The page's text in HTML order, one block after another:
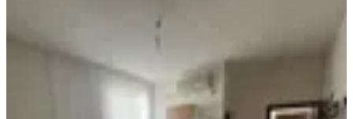
Faturalar Dahil Eşyalı 1+1!!
Dulkadiroğlu, Egemenlik Mahallesi
1+1·60 m² 3. Kat·22.07.2026